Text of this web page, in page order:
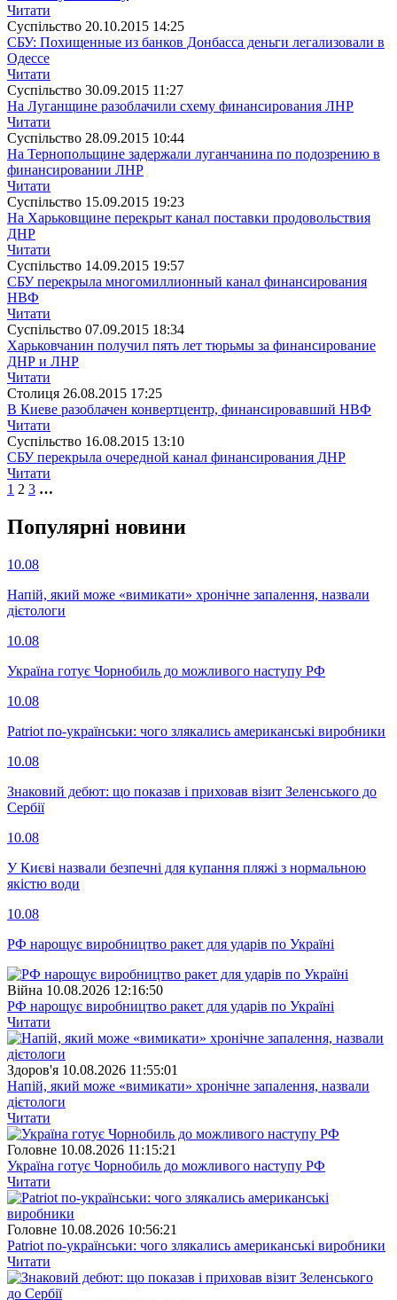
Читати
Суспiльство 20.10.2015 14:25
СБУ: Похищенные из банков Донбасса деньги легализовали в
Одессе
Читати
Суспiльство 30.09.2015 11:27
На Луганщине разоблачили схему финансирования ЛНР
Читати
Суспiльство 28.09.2015 10:44
На Тернопольщине задержали луганчанина по подозрению в
финансировании ЛНР
Читати
Суспiльство 15.09.2015 19:23
На Харьковщине перекрыт канал поставки продовольствия
ДНР
Читати
Суспiльство 14.09.2015 19:57
СБУ перекрыла многомиллионный канал финансирования
НВФ
Читати
Суспiльство 07.09.2015 18:34
Харьковчанин получил пять лет тюрьмы за финансирование
ДНР и ЛНР
Читати
Столиця 26.08.2015 17:25
В Киеве разоблачен конвертцентр, финансировавший НВФ
Читати
Суспiльство 16.08.2015 13:10
СБУ перекрыла очередной канал финансирования ДНР
Читати
1 2 3 …
Популярнi новини
10.08
Напій, який може «вимикати» хронічне запалення, назвали
дієтологи
10.08
Україна готує Чорнобиль до можливого наступу РФ
10.08
Patriot по-українськи: чого злякались американські виробники
10.08
Знаковий дебют: що показав і приховав візит Зеленського до
Сербії
10.08
У Києві назвали безпечні для купання пляжі з нормальною
якістю води
10.08
РФ нарощує виробництво ракет для ударів по Україні
Війна 10.08.2026 12:16:50
РФ нарощує виробництво ракет для ударів по Україні
Читати
Здоров'я 10.08.2026 11:55:01
Напій, який може «вимикати» хронічне запалення, назвали
дієтологи
Читати
Головне 10.08.2026 11:15:21
Україна готує Чорнобиль до можливого наступу РФ
Читати
Головне 10.08.2026 10:56:21
Patriot по-українськи: чого злякались американські виробники
Читати